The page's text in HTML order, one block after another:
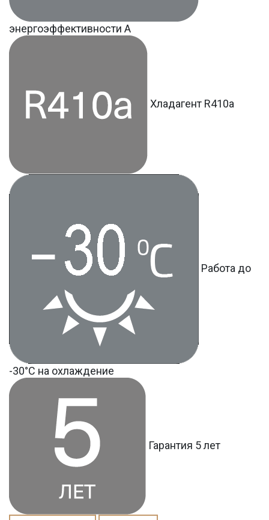
энергоэффективности A
Хладагент R410a
Работа до
-30°С на охлаждение
Гарантия 5 лет